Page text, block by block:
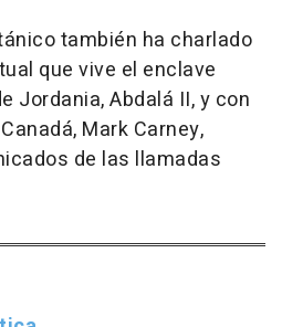
también ha charlado
que vive el enclave
Jordania, Abdalá II, y con
Mark Carney,
de las llamadas